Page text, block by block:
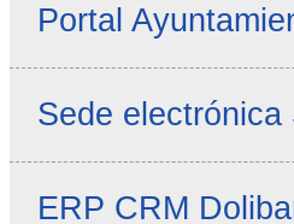
Portal
Sede electrónica
ERP CRM